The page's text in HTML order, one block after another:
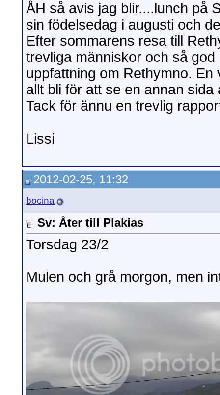
ÅH så avis jag blir....lunch på
sin födelsedag i augusti och
Efter sommarens resa till
trevliga människor och så
uppfattning om Rethymno.
allt bli för att se en annan sida
Tack för ännu en trevlig
Lissi
2012-02-25, 11:32
bocina
Sv: Åter till Plakias
Torsdag 23/2
Mulen och grå morgon, men